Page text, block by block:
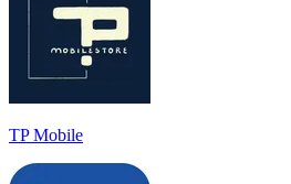
TP Mobile